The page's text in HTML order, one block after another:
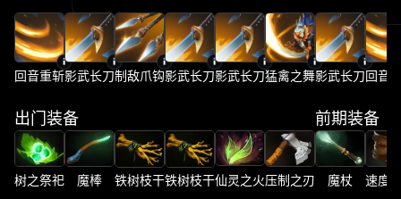
回音重斩影武长刀制敌爪钩影武长刀影武长刀猛禽之舞影武长刀回音
出门装备
树之祭祀 魔棒 铁树枝干铁树枝干仙灵之火压制之刃
前期装备
魔杖 速度